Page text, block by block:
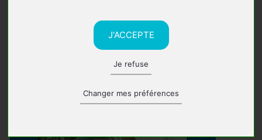
J'ACCEPTE
Je refuse
Changer mes préférences